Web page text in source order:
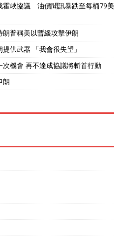
霍峽協議 油價聞訊暴跌至每桶79美
普稱美以暫緩攻擊伊朗
供武器 「我會很失望」
機會 再不達成協議將斬首行動
朗